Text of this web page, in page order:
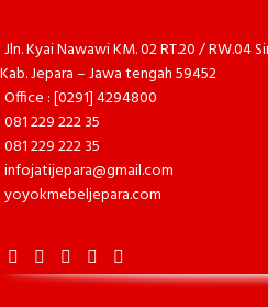
Jln. Kyai Nawawi KM. 02 RT.20 / RW.04
Kab. Jepara – Jawa tengah 59452
Office : [0291] 4294800
081 229 222 35
081 229 222 35
infojatijepara@gmail.com
yoyokmebeljepara.com